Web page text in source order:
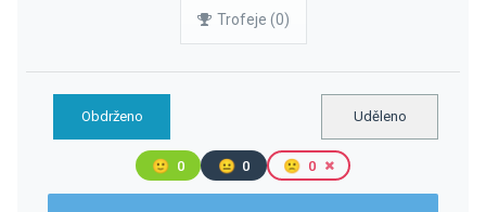
Trofeje (0)
Obdrženo Uděleno
🙂 0 😐 0 🙁 0